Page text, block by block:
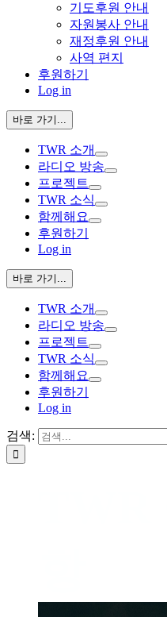
기도후원 안내
자원봉사 안내
재정후원 안내
사역 편지
후원하기
Log in
바로 가기...
TWR 소개
라디오 방송
프로젝트
TWR 소식
함께해요
후원하기
Log in
바로 가기...
TWR 소개
라디오 방송
프로젝트
TWR 소식
함께해요
후원하기
Log in
검색: